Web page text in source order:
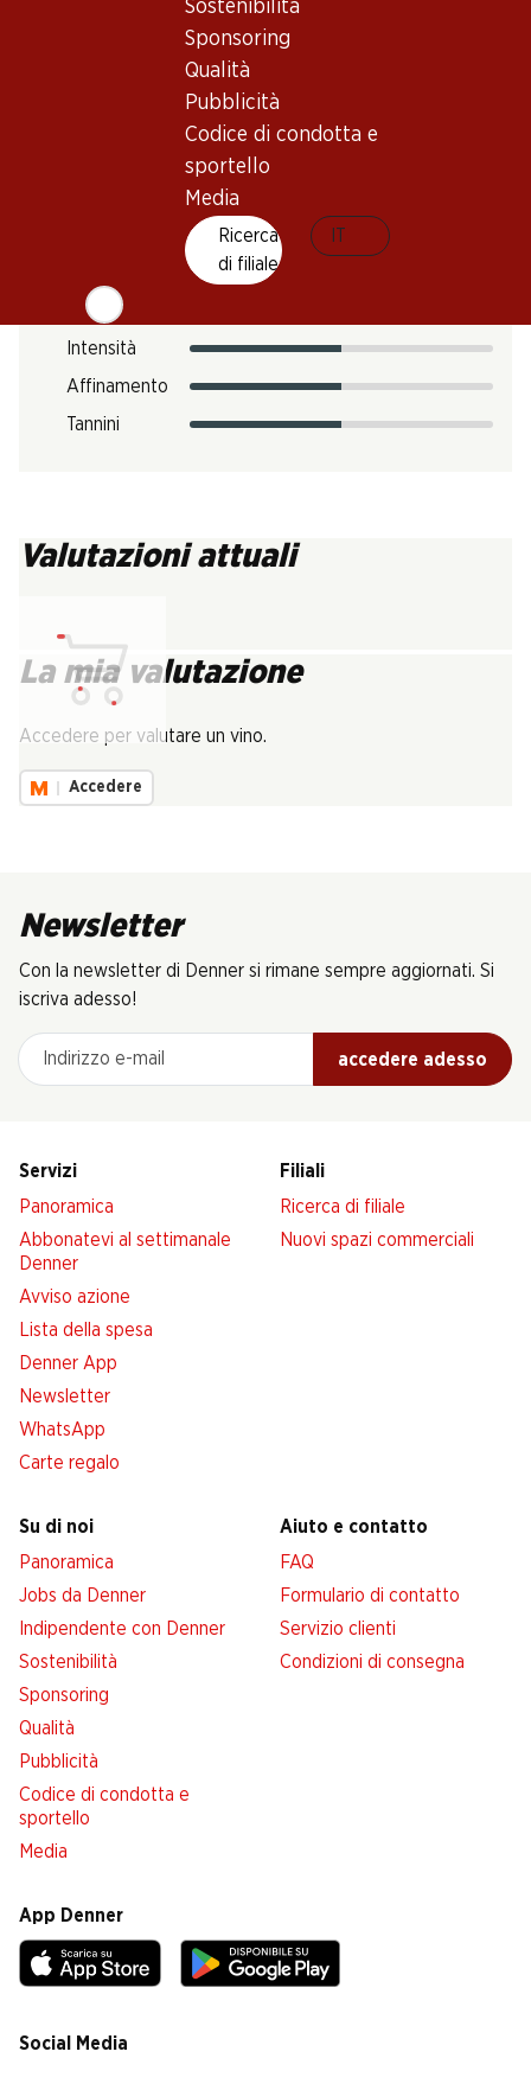
Sostenibilità
Sponsoring
Qualità
Pubblicità
Codice di condotta e
sportello
Media
Ricerca
di filiale
Zucchero
Intensità
Affinamento
Tannini
Valutazioni attuali
La mia valutazione
Accedere per valutare un vino.
Accedere
Newsletter
Con la newsletter di Denner si rimane sempre aggiornati. Si
iscriva adesso!
Indirizzo e-mail
accedere adesso
Servizi
Panoramica
Abbonatevi al settimanale
Denner
Avviso azione
Lista della spesa
Denner App
Newsletter
WhatsApp
Carte regalo
Filiali
Ricerca di filiale
Nuovi spazi commerciali
Su di noi
Panoramica
Jobs da Denner
Indipendente con Denner
Sostenibilità
Sponsoring
Qualità
Pubblicità
Codice di condotta e
sportello
Media
Aiuto e contatto
FAQ
Formulario di contatto
Servizio clienti
Condizioni di consegna
App Denner
Social Media